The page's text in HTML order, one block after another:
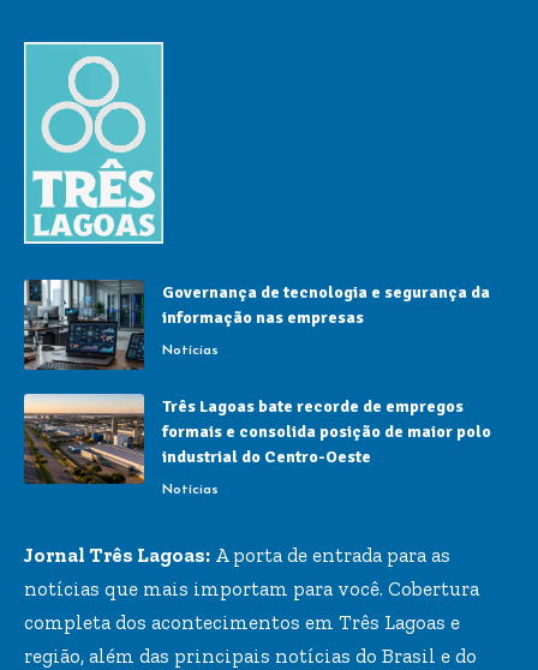
Governança de tecnologia e segurança da
informação nas empresas
Notícias
Três Lagoas bate recorde de empregos
formais e consolida posição de maior polo
industrial do Centro-Oeste
Notícias
Jornal Três Lagoas: A porta de entrada para as
notícias que mais importam para você. Cobertura
completa dos acontecimentos em Três Lagoas e
região, além das principais notícias do Brasil e do